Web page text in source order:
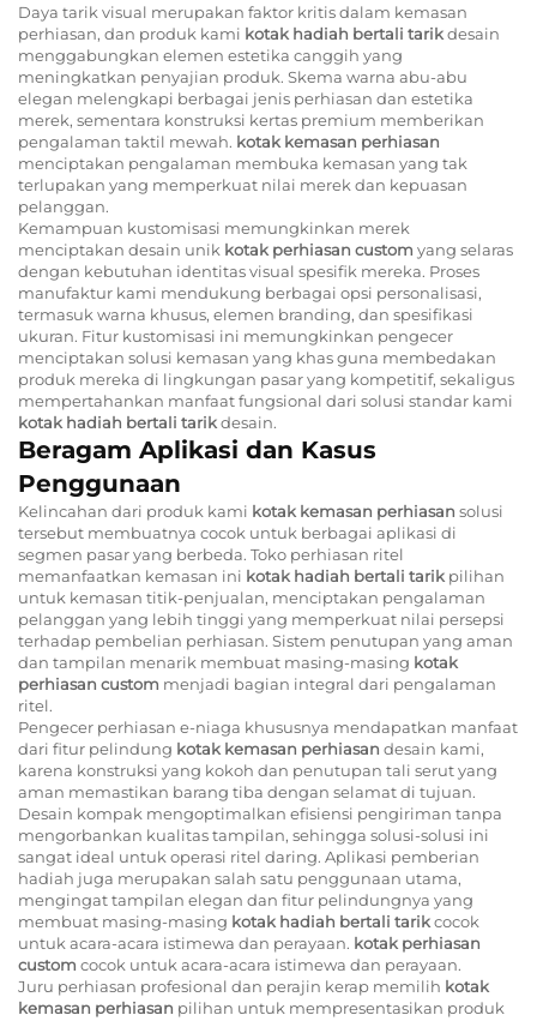
Daya tarik visual merupakan faktor kritis dalam kemasan
perhiasan, dan produk kami kotak hadiah bertali tarikdesain
menggabungkan elemen estetika canggih yang
meningkatkan penyajian produk. Skema warna abu-abu
elegan melengkapi berbagai jenis perhiasan dan estetika
merek, sementara konstruksi kertas premium memberikan
pengalaman taktil mewah. kotak kemasan perhiasan
menciptakan pengalaman membuka kemasan yang tak
terlupakan yang memperkuat nilai merek dan kepuasan
pelanggan.
Kemampuan kustomisasi memungkinkan merek
menciptakan desain unik kotak perhiasan custom yang selaras
dengan kebutuhan identitas visual spesifik mereka. Proses
manufaktur kami mendukung berbagai opsi personalisasi,
termasuk warna khusus, elemen branding, dan spesifikasi
ukuran. Fitur kustomisasi ini memungkinkan pengecer
menciptakan solusi kemasan yang khas guna membedakan
produk mereka di lingkungan pasar yang kompetitif, sekaligus
mempertahankan manfaat fungsional dari solusi standar kami
kotak hadiah bertali tarikdesain.
Beragam Aplikasi dan Kasus
Penggunaan
Kelincahan dari produk kami kotak kemasan perhiasan solusi
tersebut membuatnya cocok untuk berbagai aplikasi di
segmen pasar yang berbeda. Toko perhiasan ritel
memanfaatkan kemasan ini kotak hadiah bertali tarik pilihan
untuk kemasan titik-penjualan, menciptakan pengalaman
pelanggan yang lebih tinggi yang memperkuat nilai persepsi
terhadap pembelian perhiasan. Sistem penutupan yang aman
dan tampilan menarik membuat masing-masing kotak
perhiasan custom menjadi bagian integral dari pengalaman
ritel.
Pengecer perhiasan e-niaga khususnya mendapatkan manfaat
dari fitur pelindung kotak kemasan perhiasan desain kami,
karena konstruksi yang kokoh dan penutupan tali serut yang
aman memastikan barang tiba dengan selamat di tujuan.
Desain kompak mengoptimalkan efisiensi pengiriman tanpa
mengorbankan kualitas tampilan, sehingga solusi-solusi ini
sangat ideal untuk operasi ritel daring. Aplikasi pemberian
hadiah juga merupakan salah satu penggunaan utama,
mengingat tampilan elegan dan fitur pelindungnya yang
membuat masing-masing kotak hadiah bertali tarikcocok
untuk acara-acara istimewa dan perayaan. kotak perhiasan
custom cocok untuk acara-acara istimewa dan perayaan.
Juru perhiasan profesional dan perajin kerap memilih kotak
kemasan perhiasan pilihan untuk mempresentasikan produk